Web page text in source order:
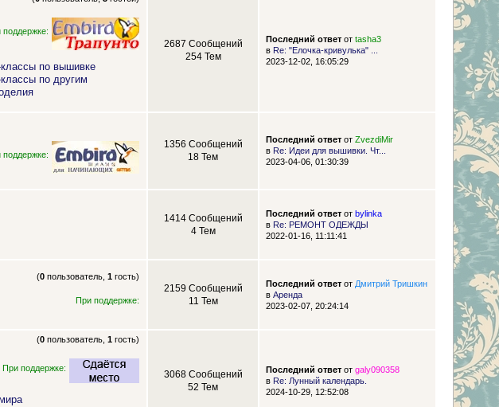
поддержке:
по вышивке
по другим
2687 Сообщений
254 Тем
Последний ответот tasha3
в Re: "Елочка-кривулька" ...
2023-12-02, 16:05:29
поддержке:
1356 Сообщений
18 Тем
Последний ответот ZvezdiMir
в Re: Идеи для вышивки. Чт...
2023-04-06, 01:30:39
1414 Сообщений
4 Тем
Последний ответот bylinka
в Re: РЕМОНТ ОДЕЖДЫ
2022-01-16, 11:11:41
(0 пользователь,1 гость)
При поддержке:
2159 Сообщений
11 Тем
Последний ответот Дмитрий Тришкин
в Аренда
2023-02-07, 20:24:14
(0 пользователь,1 гость)
При поддержке:
3068 Сообщений
52 Тем
Последний ответот galy090358
в Re: Лунный календарь.
2024-10-29, 12:52:08